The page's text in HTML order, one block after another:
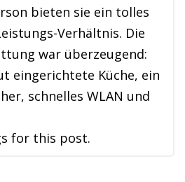
bieten sie ein tolles
Verhältnis. Die
war überzeugend:
eingerichtete Küche, ein
schnelles WLAN und
for this post.